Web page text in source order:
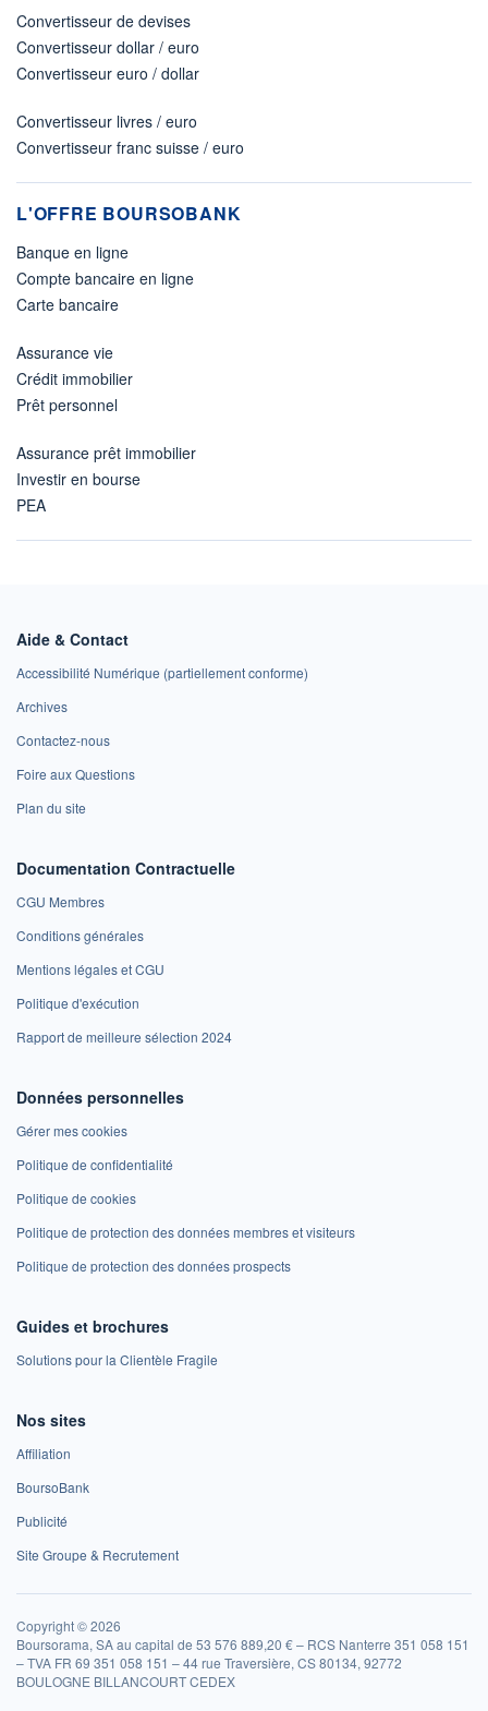
Convertisseur de devises
Convertisseur dollar / euro
Convertisseur euro / dollar
Convertisseur livres / euro
Convertisseur franc suisse / euro
L'OFFRE BOURSOBANK
Banque en ligne
Compte bancaire en ligne
Carte bancaire
Assurance vie
Crédit immobilier
Prêt personnel
Assurance prêt immobilier
Investir en bourse
PEA
Aide & Contact
Accessibilité Numérique (partiellement conforme)
Archives
Contactez-nous
Foire aux Questions
Plan du site
Documentation Contractuelle
CGU Membres
Conditions générales
Mentions légales et CGU
Politique d'exécution
Rapport de meilleure sélection 2024
Données personnelles
Gérer mes cookies
Politique de confidentialité
Politique de cookies
Politique de protection des données membres et visiteurs
Politique de protection des données prospects
Guides et brochures
Solutions pour la Clientèle Fragile
Nos sites
Affiliation
BoursoBank
Publicité
Site Groupe & Recrutement
Copyright © 2026
Boursorama, SA au capital de 53 576 889,20 € – RCS Nanterre 351 058 151
– TVA FR 69 351 058 151 – 44 rue Traversière, CS 80134, 92772
BOULOGNE BILLANCOURT CEDEX